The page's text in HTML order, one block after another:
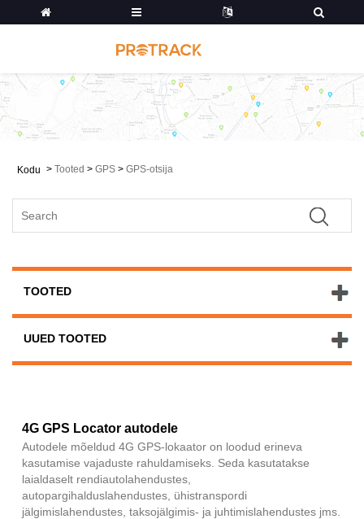
Kodu > Tooted > GPS > GPS-otsija
TOOTED
UUED TOOTED
4G GPS Locator autodele
Autodele mõeldud 4G GPS-lokaator on loodud erineva
kasutamise vajaduste rahuldamiseks. Seda kasutatakse
laialdaselt rendiautolahendustes,
autopargihalduslahendustes, ühistranspordi
jälgimislahendustes, taksojälgimis- ja juhtimislahendustes jms.